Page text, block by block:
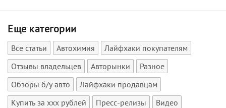
Еще категории
Все статьи Автохимия
Лайфхаки покупателям
Отзывы владельцев
Авторынки
Разное
Обзоры б/у авто
Лайфхаки продавцам
Купить за xxx рублей
Пресс-релизы
Видео